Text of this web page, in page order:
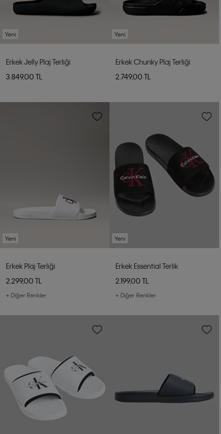
Yeni
Erkek Jelly Plaj Terliği
3.849,00 TL
Yeni
Erkek Chunky Plaj Terliği
2.749,00 TL
Yeni
Erkek Plaj Terliği
2.299,00 TL
+ Diğer Renkler
Yeni
Erkek Essential Terlik
2.199,00 TL
+ Diğer Renkler